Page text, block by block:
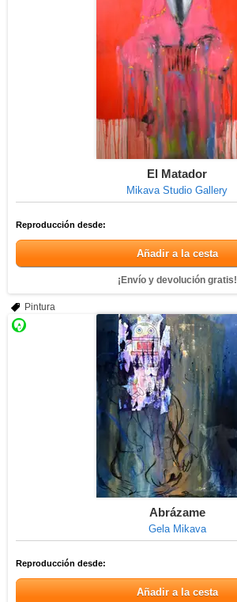
El Matador
Mikava Studio Gallery
Reproducción desde:
Añadir a la cesta
¡Envío y devolución gratis!
Pintura
Abrázame
Gela Mikava
Reproducción desde:
Añadir a la cesta